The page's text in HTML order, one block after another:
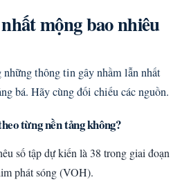
mộng bao nhiêu
thông tin gây nhầm lẫn nhất
bá. Hãy cùng đối chiếu các nguồn.
từng nền tảng không?
số tập dự kiến là 38 trong giai đoạn
phát sóng (VOH).